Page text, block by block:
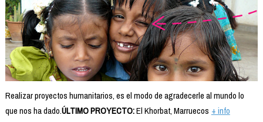
Realizar proyectos humanitarios, es el modo de agradecerle al mundo lo
que nos ha dado.ÚLTIMO PROYECTO:El Khorbat, Marruecos + info